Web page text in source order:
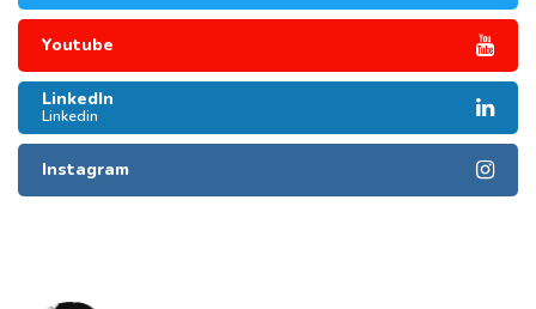
Youtube
LinkedIn
Linkedin
Instagram